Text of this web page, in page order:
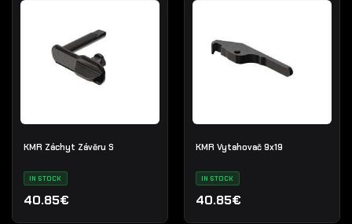
KMR Záchyt Závěru S
IN STOCK
40.85€
KMR Vytahovač 9x19
IN STOCK
40.85€